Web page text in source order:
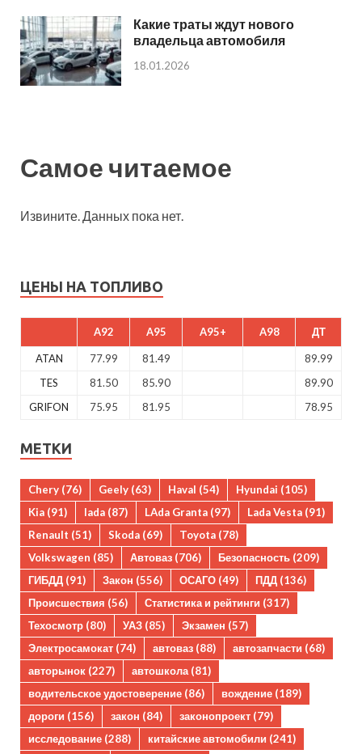
Какие траты ждут нового
владельца автомобиля
18.01.2026
Самое читаемое
Извините. Данных пока нет.
ЦЕНЫ НА ТОПЛИВО
A92 A95 A95+ A98 ДТ
ATAN 77.99 81.49
89.99
TES
81.50 85.90
89.90
GRIFON
75.95 81.95 78.95
МЕТКИ
Chery (76) Geely (63) Haval (54) Hyundai (105)
Kia (91) lada (87) LAda Granta (97) Lada Vesta (91)
Renault (51) Skoda (69) Toyota (78)
Volkswagen (85) Автоваз (706) Безопасность (209)
ГИБДД (91) Закон (556) ОСАГО (49) ПДД (136)
Происшествия (56) Статистика и рейтинги (317)
Техосмотр (80) УАЗ (85) Экзамен (57)
Электросамокат (74) автоваз (88) автозапчасти (68)
авторынок (227) автошкола(81)
водительское удостоверение (86) вождение (189)
дороги (156) закон (84) законопроект (79)
исследование (288) китайские автомобили (241)